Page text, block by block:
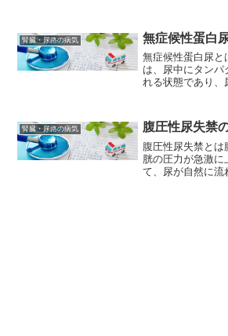
です。慢性腎炎が
能が低下し、体内
腎臓・尿路の病気 無症候性蛋白
無症候性蛋白尿と
は、尿中にタンパ
れる状態であり、
微量のタンパク質
が、腎臓の機能が
腎臓・尿路の病気 腹圧性尿失禁
腹圧性尿失禁と
胱の圧力が急激に
て、尿が自然に流